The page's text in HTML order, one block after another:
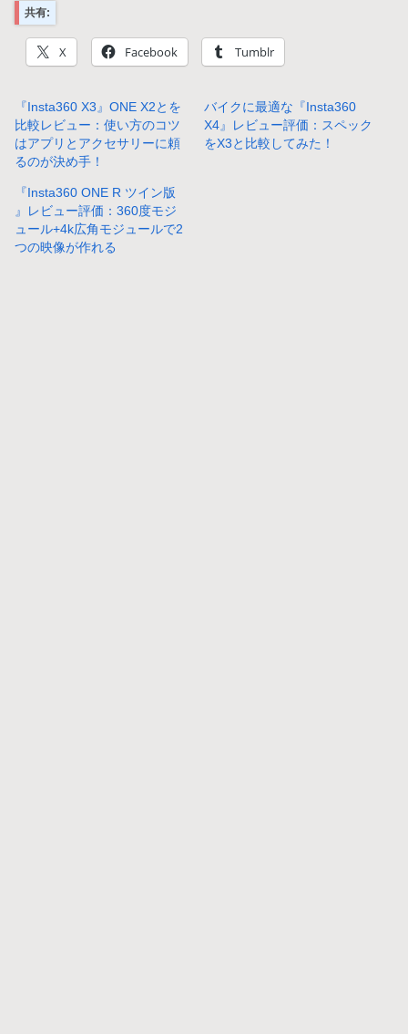
共有:
X Facebook Tumblr
『Insta360 X3』ONE X2とを
比較レビュー：使い方のコツ
はアプリとアクセサリーに頼
るのが決め手！
バイクに最適な『Insta360
X4』レビュー評価：スペック
をX3と比較してみた！
『Insta360 ONE R ツイン版
』レビュー評価：360度モジ
ュール+4k広角モジュールで2
つの映像が作れる